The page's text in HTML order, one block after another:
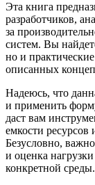
Эта книга
разработчиков,
за
систем. Вы
но и
описанных
Надеюсь, что
и применить
даст вам
емкости ресурсов
Безусловно,
и оценка
конкретной среды.